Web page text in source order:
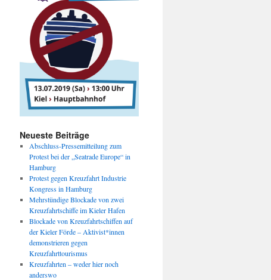
Neueste Beiträge
Abschluss-Pressemitteilung zum
Protest bei der „Seatrade Europe“ in
Hamburg
Protest gegen Kreuzfahrt Industrie
Kongress in Hamburg
Mehrstündige Blockade von zwei
Kreuzfahrtschiffe im Kieler Hafen
Blockade von Kreuzfahrtschiffen auf
der Kieler Förde – Aktivist*innen
demonstrieren gegen
Kreuzfahrttourismus
Kreuzfahrten – weder hier noch
anderswo